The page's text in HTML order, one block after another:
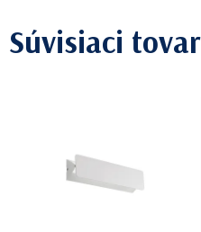
Súvisiaci tovar